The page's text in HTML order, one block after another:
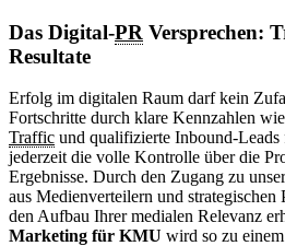
Das Digital-PR Versprechen:
Resultate
Erfolg im digitalen Raum darf kein
Fortschritte durch klare Kennzahlen
Traffic und qualifizierte Inbound-Leads
jederzeit die volle Kontrolle über die
Ergebnisse. Durch den Zugang zu
aus Medienverteilern und strategischen
den Aufbau Ihrer medialen Relevanz
Marketing für KMU wird so zu